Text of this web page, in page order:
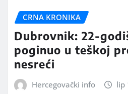
CRNA KRONIKA
Dubrovnik: 22-
poginuo u teškoj
nesreći
Hercegovački info lip